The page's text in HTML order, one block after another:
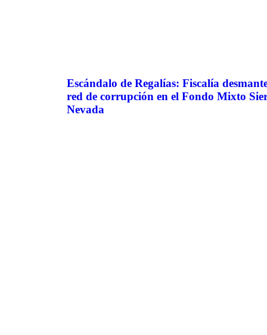
Escándalo de Regalías: Fiscalía
red de corrupción en el Fondo Mixto
Nevada